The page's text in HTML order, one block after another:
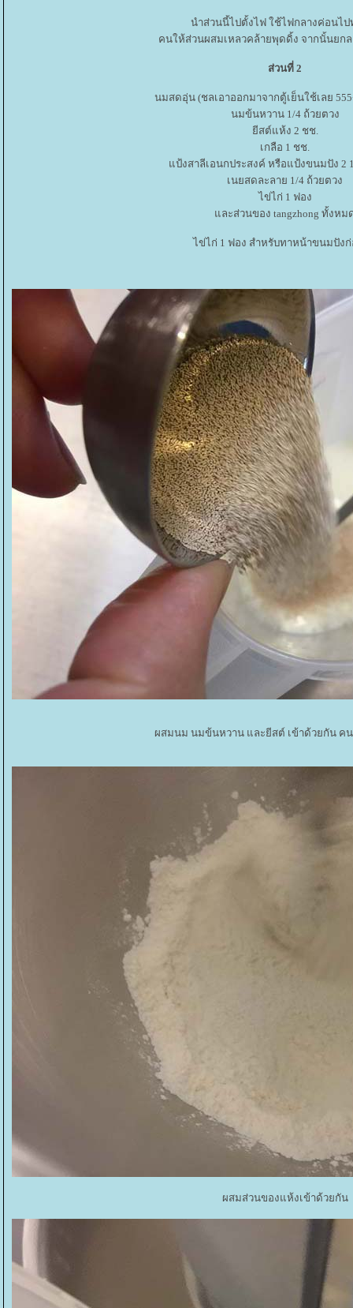
นำส่วนนี้ไปตั้งไฟ ใช้ไฟกลางค่อนไป
คนให้ส่วนผสมเหลวคล้ายพุดดิ้ง จากนั้นยกล
ส่วนที่ 2
นมสดอุ่น (ชลเอาออกมาจากตู้เย็นใช้เลย
นมข้นหวาน 1/4 ถ้วยตวง
ีสต์แห้ง 2 ชช.
เกลือ 1 ชช.
ป้งสาลีเอนกประสงค์ หรือแป้งขนมปัง 2
เนยสดละลาย 1/4 ถ้วยตวง
ไข่ไก่ 1 ฟอง
ละส่วนของ tangzhong ทั้งหม
ไข่ไก่ 1 ฟอง สำหรับทาหน้าขนมปัง
ผสมนม นมข้นหวาน และยีสต์ เข้าด้วยกัน
ผสมส่วนของแห้งเข้าด้วยกัน